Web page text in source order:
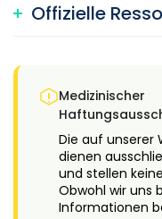
Offizielle
Medizinischer
Die auf unserer
dienen
und stellen
Obwohl wir uns
Informationen